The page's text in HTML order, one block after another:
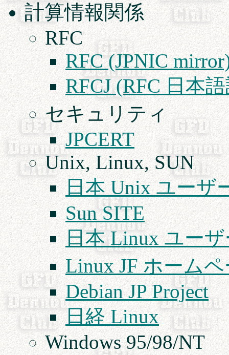
計算情報関係
RFC
RFC (JPNIC
RFCJ (RFC 日本
セキュリティ
JPCERT
Unix, Linux, SUN
日本 Unix ユーザ
Sun SITE
日本 Linux ユー
Linux JF ホーム
Debian JP Project
日経 Linux
Windows 95/98/NT